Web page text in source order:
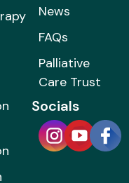
News
FAQs
Palliative
Care Trust
Socials